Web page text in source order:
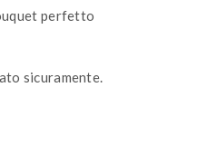
perfetto
sicuramente.